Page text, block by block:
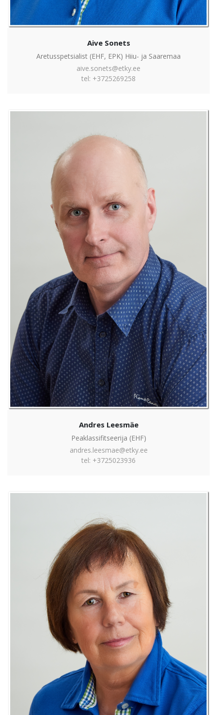
Aive Sonets
Aretusspetsialist (EHF, EPK) Hiiu- ja Saaremaa
aive.sonets@etky.ee
tel: +3725269258
Andres Leesmäe
Peaklassifitseerija (EHF)
andres.leesmae@etky.ee
tel: +3725023936